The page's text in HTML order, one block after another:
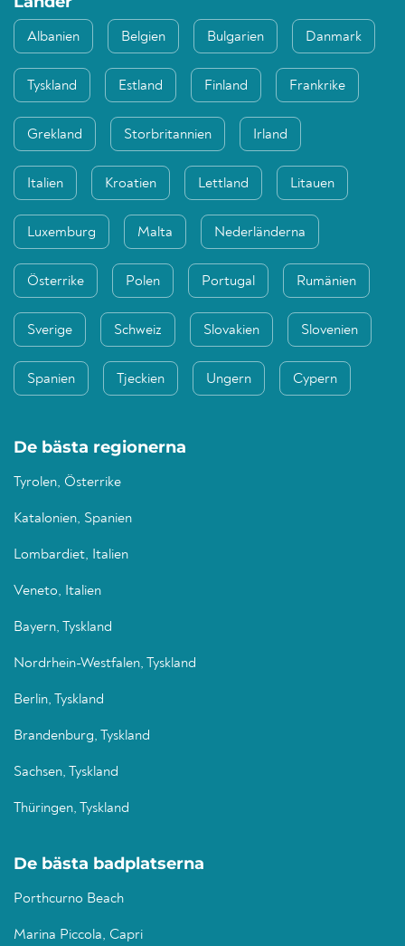
Albanien Belgien Bulgarien Danmark
Tyskland Estland Finland Frankrike
Grekland Storbritannien Irland
Italien Kroatien Lettland Litauen
Luxemburg Malta Nederländerna
Österrike Polen Portugal Rumänien
Sverige Schweiz Slovakien Slovenien
Spanien Tjeckien Ungern Cypern
De bästa regionerna
Tyrolen, Österrike
Katalonien, Spanien
Lombardiet, Italien
Veneto, Italien
Bayern, Tyskland
Nordrhein-Westfalen, Tyskland
Berlin, Tyskland
Brandenburg, Tyskland
Sachsen, Tyskland
Thüringen, Tyskland
De bästa badplatserna
Porthcurno Beach
Marina Piccola, Capri